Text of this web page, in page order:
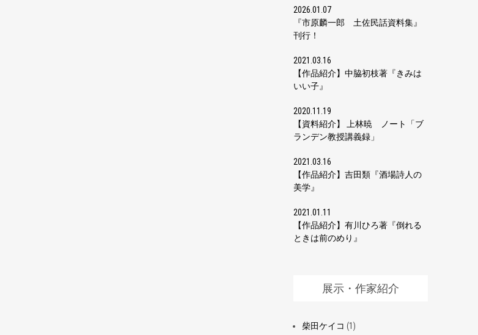
2026.01.07
『市原麟一郎 土佐民話資料集』
刊行！
2021.03.16
【作品紹介】中脇初枝著『きみは
いい子』
2020.11.19
【資料紹介】 上林暁 ノート「ブ
ランデン教授講義録」
2021.03.16
【作品紹介】吉田類『酒場詩人の
美学』
2021.01.11
【作品紹介】有川ひろ著『倒れる
ときは前のめり』
展示・作家紹介
柴田ケイコ (1)